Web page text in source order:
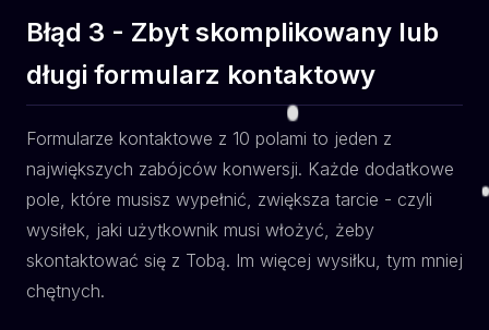
Błąd 3 - Zbyt skomplikowany lub
długi formularz kontaktowy
Formularze kontaktowe z 10 polami to jeden z
największych zabójców konwersji. Każde dodatkowe
pole, które musisz wypełnić, zwiększa tarcie - czyli
wysiłek, jaki użytkownik musi włożyć, żeby
skontaktować się z Tobą. Im więcej wysiłku, tym mniej
chętnych.